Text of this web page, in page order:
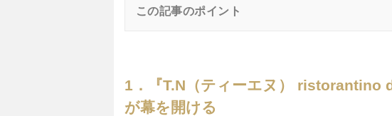
この記事のポイント
1．『T.N（ティーエヌ） ristorantino
が幕を開ける